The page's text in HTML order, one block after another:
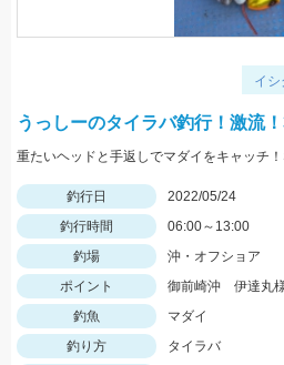
イ
うっしーのタイラバ釣行！激流
釣行日
2022/05/24
釣行時間
06:00～13:00
釣場
沖・オフショア
ポイント
御前崎沖 伊達丸
釣魚
マダイ
釣り方
タイラバ